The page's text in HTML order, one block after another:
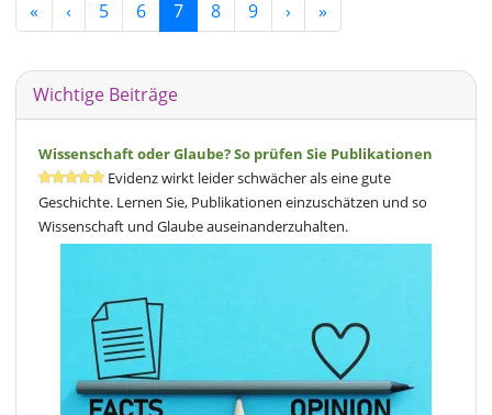
« ‹ 5 6 7 8 9 › »
Wichtige Beiträge
Wissenschaft oder Glaube? So prüfen Sie Publikationen
Evidenz wirkt leider schwächer als eine gute
Geschichte. Lernen Sie, Publikationen einzuschätzen und so
Wissenschaft und Glaube auseinanderzuhalten.